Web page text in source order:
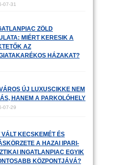
07-31
ZÖLD
MIÉRT KERESIK A
AZ
HÁZAKAT?
ÚJ LUXUSCIKKE NEM
HANEM A PARKOLÓHELY
07-29
VÁLT KECSKEMÉT ÉS
A HAZAI IPARI-
INGATLANPIAC EGYIK
KÖZPONTJÁVÁ?